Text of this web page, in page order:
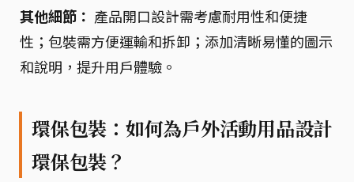
其他細節： 產品開口設計需考慮耐用性和便捷
性；包裝需方便運輸和拆卸；添加清晰易懂的圖示
和說明，提升用戶體驗。
環保包裝：如何為戶外活動用品設計
環保包裝？